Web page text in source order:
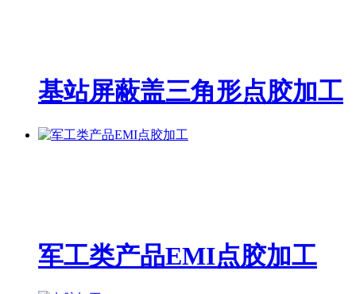
基站屏蔽盖三角形点胶加工
军工类产品EMI点胶加工